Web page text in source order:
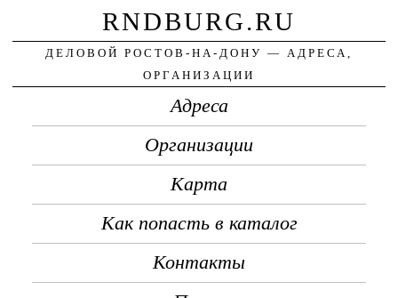
RNDBURG.RU
ДЕЛОВОЙ РОСТОВ-НА-ДОНУ — АДРЕСА,
ОРГАНИЗАЦИИ
Адреса
Организации
Карта
Как попасть в каталог
Контакты